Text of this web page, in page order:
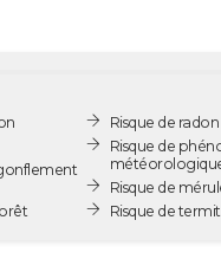
Risque de radon
Risque de
Risque de
Risque de